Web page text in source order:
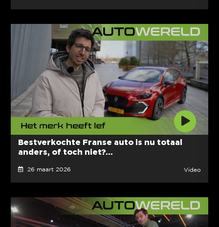
Bestverkochte Franse auto is nu totaal
anders, of toch niet?...
26 maart 2026 Video